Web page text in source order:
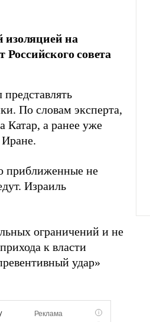
на
совета
По словам эксперта,
Катар, а ранее уже
приближенные не
Израиль
ограничений и не
к власти
удар»